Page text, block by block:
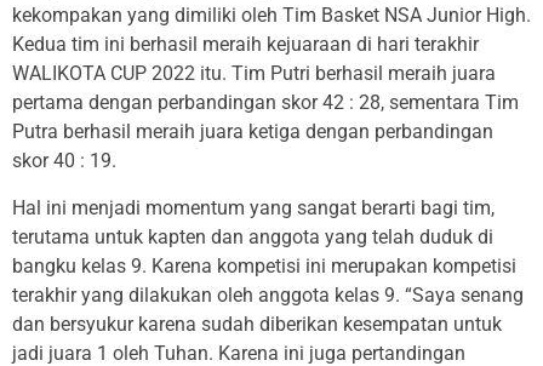
kekompakan yang dimiliki oleh Tim Basket NSA Junior High.
Kedua tim ini berhasil meraih kejuaraan di hari terakhir
WALIKOTA CUP 2022 itu. Tim Putri berhasil meraih juara
pertama dengan perbandingan skor 42 : 28, sementara Tim
Putra berhasil meraih juara ketiga dengan perbandingan
skor 40 : 19.
Hal ini menjadi momentum yang sangat berarti bagi tim,
terutama untuk kapten dan anggota yang telah duduk di
bangku kelas 9. Karena kompetisi ini merupakan kompetisi
terakhir yang dilakukan oleh anggota kelas 9. “Saya senang
dan bersyukur karena sudah diberikan kesempatan untuk
jadi juara 1 oleh Tuhan. Karena ini juga pertandingan